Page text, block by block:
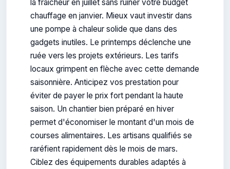
la fraîcheur en juillet sans ruiner votre budget
chauffage en janvier. Mieux vaut investir dans
une pompe à chaleur solide que dans des
gadgets inutiles. Le printemps déclenche une
ruée vers les projets extérieurs. Les tarifs
locaux grimpent en flèche avec cette demande
saisonnière. Anticipez vos prestation pour
éviter de payer le prix fort pendant la haute
saison. Un chantier bien préparé en hiver
permet d'économiser le montant d'un mois de
courses alimentaires. Les artisans qualifiés se
raréfient rapidement dès le mois de mars.
Ciblez des équipements durables adaptés à